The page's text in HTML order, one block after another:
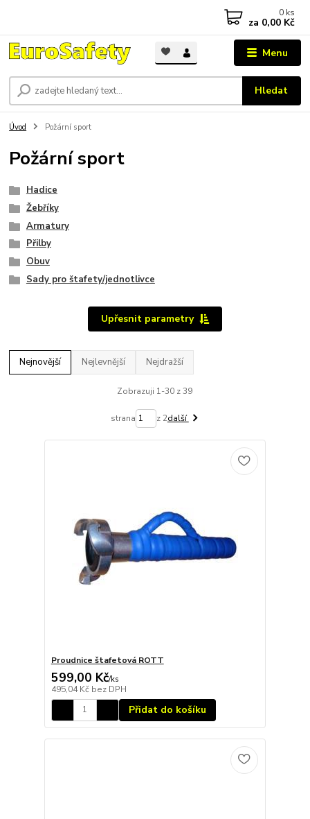
Menu
Hledat
0 ks
za 0,00 Kč
Úvod Požární sport
Požární sport
Hadice
Žebříky
Armatury
Přilby
Obuv
Sady pro štafety/jednotlivce
Upřesnit parametry
Nejnovější Nejlevnější Nejdražší
Zobrazuji 1-30 z 39
strana z 2další
Proudnice štafetová ROTT
599,00 Kč/ks
495,04 Kč bez DPH
Přidat do košíku